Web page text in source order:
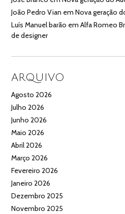
João Pedro Vian emNova geração
Luís Manuel barão emAlfa Romeo
de designer
ARQUIVO
Agosto 2026
Julho 2026
Junho 2026
Maio 2026
Abril 2026
Março 2026
Fevereiro 2026
Janeiro 2026
Dezembro 2025
Novembro 2025